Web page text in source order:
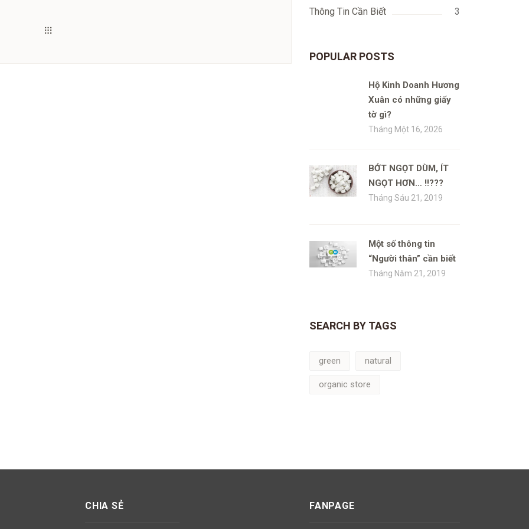
Thông Tin Cần Biết 3
POPULAR POSTS
Hộ Kinh Doanh Hương
Xuân có những giấy
tờ gì?
Tháng Một 16, 2026
BỚT NGỌT DÙM, ÍT
NGỌT HƠN… !!???
Tháng Sáu 21, 2019
Một số thông tin
“Người thân” cần biết
Tháng Năm 21, 2019
SEARCH BY TAGS
green natural
organic store
CHIA SẺ FANPAGE